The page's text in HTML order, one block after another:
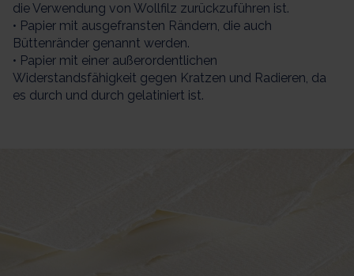
die Verwendung von Wollfilz zurückzuführen ist.
• Papier mit ausgefransten Rändern, die auch
Büttenränder genannt werden.
• Papier mit einer außerordentlichen
Widerstandsfähigkeit gegen Kratzen und Radieren, da
es durch und durch gelatiniert ist.